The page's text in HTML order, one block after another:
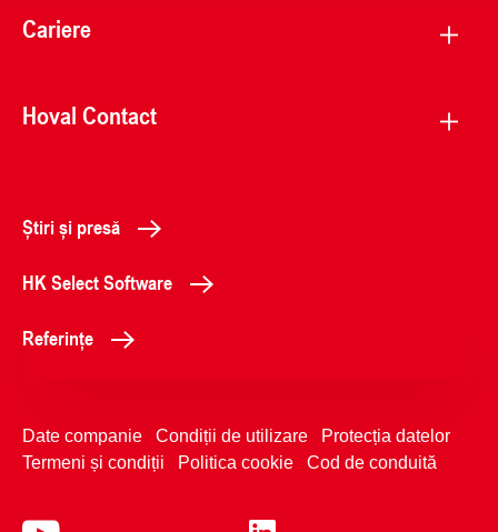
Cariere
Hoval Contact
Știri și presă
HK Select Software
Referințe
Date companie Condiții de utilizare
Protecția datelor
Termeni și condiții
Politica cookie Cod de conduită